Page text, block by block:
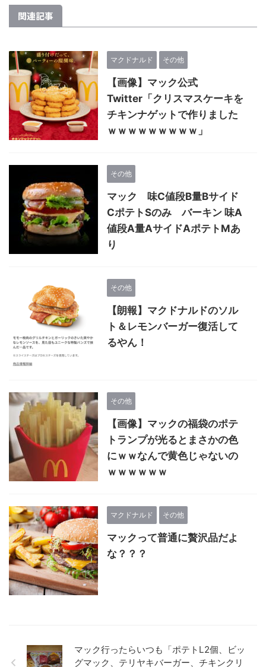
関連記事
マクドナルド その他
【画像】マック公式
Twitter「クリスマスケーキを
チキンナゲットで作りました
ｗｗｗｗｗｗｗｗｗ」
その他
マック 味C値段B量Bサイド
CポテトSのみ バーキン 味A
値段A量AサイドAポテトMあ
り
その他
【朗報】マクドナルドのソル
ト＆レモンバーガー復活して
るやん！
その他
【画像】マックの福袋のポテ
トランプが光るとまさかの色
にｗｗなんで黄色じゃないの
ｗｗｗｗｗｗ
マクドナルド その他
マックって普通に贅沢品だよ
な？？？
マック行ったらいつも「ポテトL2個、ビッ
グマック、テリヤキバーガー、チキンクリ